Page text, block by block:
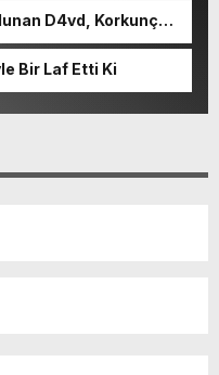
D4vd, Korkunç
Bir Laf Etti Ki